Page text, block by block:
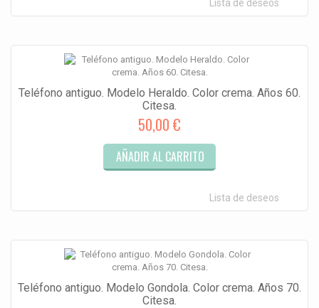
Lista de deseos
Teléfono antiguo. Modelo Heraldo. Color crema. Años 60.
Citesa.
50,00 €
AÑADIR AL CARRITO
Lista de deseos
Teléfono antiguo. Modelo Gondola. Color crema. Años 70.
Citesa.